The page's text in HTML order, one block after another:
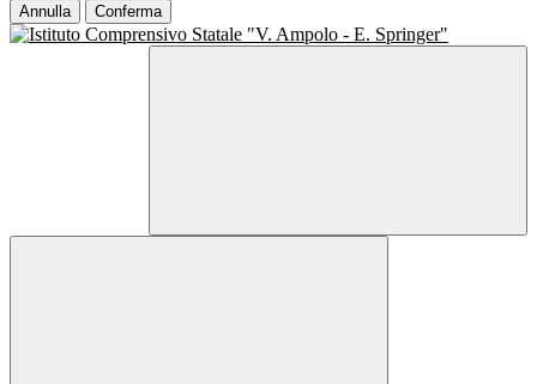
Annulla Conferma